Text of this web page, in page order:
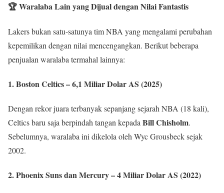
🏆 Waralaba Lain yang Dijual dengan Nilai Fantastis
Lakers bukan satu-satunya tim NBA yang mengalami perubahan
kepemilikan dengan nilai mencengangkan. Berikut beberapa
penjualan waralaba termahal lainnya:
1.Boston Celtics – 6,1 Miliar Dolar AS (2025)
Dengan rekor juara terbanyak sepanjang sejarah NBA (18 kali),
Celtics baru saja berpindah tangan kepada Bill Chisholm.
Sebelumnya, waralaba ini dikelola oleh Wyc Grousbeck sejak
2002.
2.Phoenix Suns dan Mercury – 4 Miliar Dolar AS (2022)